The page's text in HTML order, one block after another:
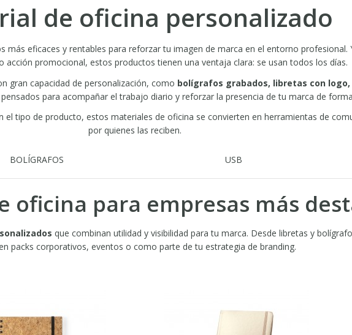
de oficina personalizado
más eficaces y rentables para reforzar tu imagen de marca en el entorno
acción promocional, estos productos tienen una ventaja clara: se usan todos los días.
gran capacidad de personalización, como bolígrafos grabados, libretas con
para acompañar el trabajo diario y reforzar la presencia de tu marca de
el tipo de producto, estos materiales de oficina se convierten en herramientas de
por quienes las reciben.
BOLÍGRAFOS USB
oficina para empresas más
que combinan utilidad y visibilidad para tu marca. Desde libretas y
packs corporativos, eventos o como parte de tu estrategia de branding.